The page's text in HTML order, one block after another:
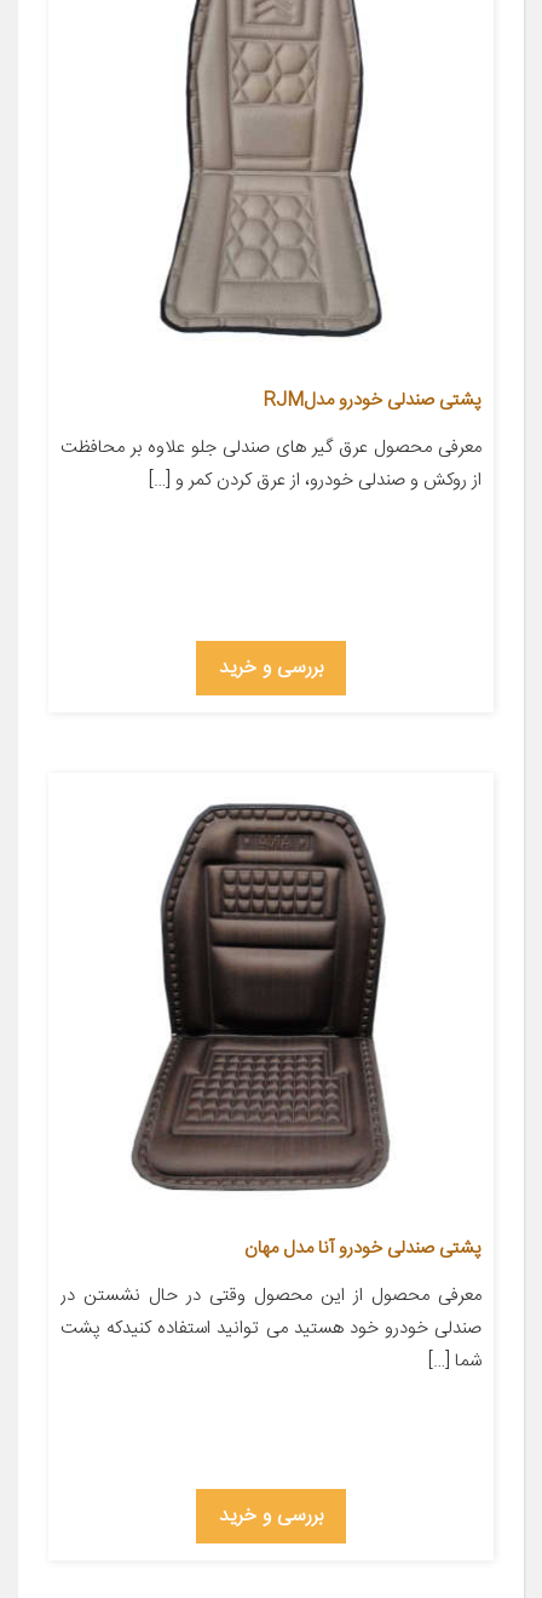
پشتی صندلی خودرو مدلRJM
معرفی محصول عرق گیر های صندلی جلو علاوه بر محافظت
از روکش و صندلی خودرو، از عرق کردن کمر و […]
بررسی و خرید
پشتی صندلی خودرو آنا مدل مهان
معرفی محصول از این محصول وقتی در حال نشستن در
صندلی خودرو خود هستید می توانید استفاده کنیدکه پشت
شما […]
بررسی و خرید